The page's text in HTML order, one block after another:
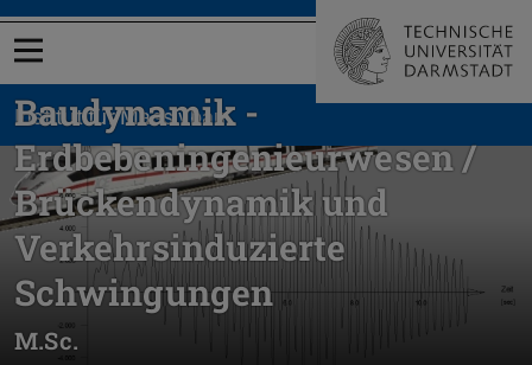
Menü öffnen
Institut für Massivbau
Baudynamik -
Erdbebeningenieurwesen /
Brückendynamik und
Verkehrsinduzierte
Schwingungen
M.Sc.